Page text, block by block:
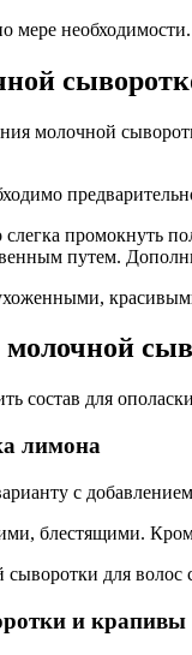
мере необходимости.
молочной
промокнуть
путем.
молочной
состав для
лимона
с
блестящими.
для
и крапивы